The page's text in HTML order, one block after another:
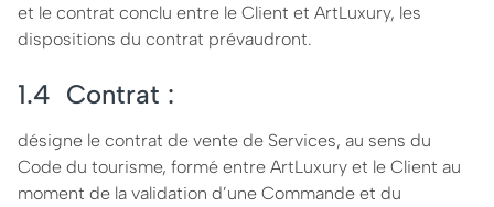
et le contrat conclu entre le Client et ArtLuxury, les
dispositions du contrat prévaudront.
1.4 Contrat :
désigne le contrat de vente de Services, au sens du
Code du tourisme, formé entre ArtLuxury et le Client au
moment de la validation d’une Commande et du